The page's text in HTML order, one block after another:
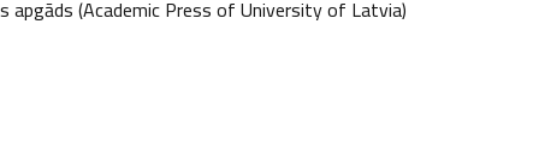
apgāds (Academic Press of University of Latvia)